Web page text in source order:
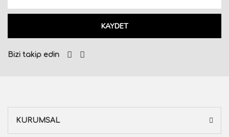
KAYDET
Bizi takip edin
KURUMSAL